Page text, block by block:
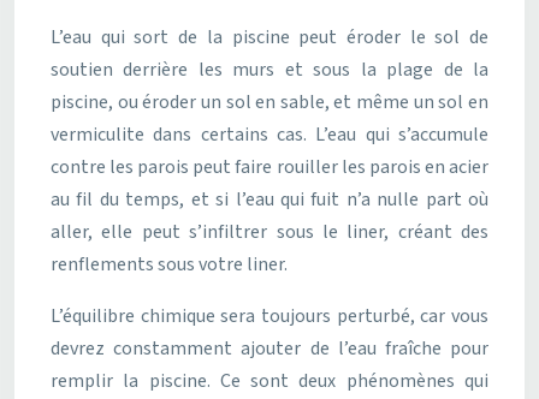
L’eau qui sort de la piscine peut éroder le sol de
soutien derrière les murs et sous la plage de la
piscine, ou éroder un sol en sable, et même un sol en
vermiculite dans certains cas. L’eau qui s’accumule
contre les parois peut faire rouiller les parois en acier
au fil du temps, et si l’eau qui fuit n’a nulle part où
aller, elle peut s’infiltrer sous le liner, créant des
renflements sous votre liner.
L’équilibre chimique sera toujours perturbé, car vous
devrez constamment ajouter de l’eau fraîche pour
remplir la piscine. Ce sont deux phénomènes qui